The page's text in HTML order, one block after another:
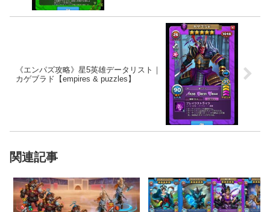
《エンパズ攻略》星5英雄データリスト｜
カゲブラド【empires & puzzles】
関連記事